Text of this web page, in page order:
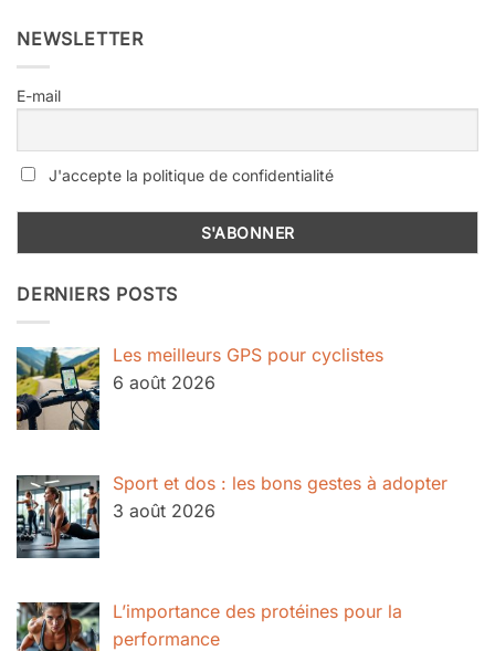
NEWSLETTER
E-mail
J'accepte la politique de confidentialité
DERNIERS POSTS
Les meilleurs GPS pour cyclistes
6 août 2026
Sport et dos : les bons gestes à adopter
3 août 2026
L’importance des protéines pour la
performance